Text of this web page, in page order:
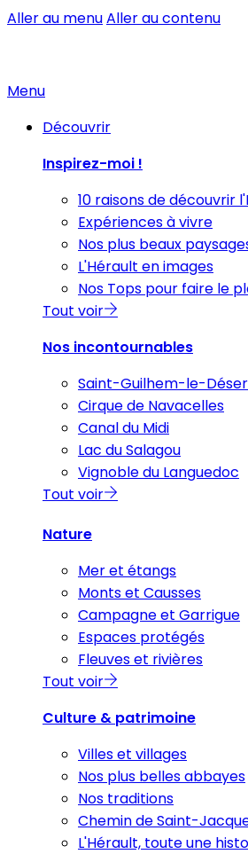
Aller au menuAller au contenu
Menu
Découvrir
Inspirez-moi !
10 raisons de découvrir
Expériences à vivre
Nos plus beaux
L'Hérault en images
Nos Tops pour faire le
Tout voir
Nos incontournables
Saint-Guilhem-le-
Cirque de Navacelles
Canal du Midi
Lac du Salagou
Vignoble du Languedoc
Tout voir
Nature
Mer et étangs
Monts et Causses
Campagne et Garrigue
Espaces protégés
Fleuves et rivières
Tout voir
Culture & patrimoine
Villes et villages
Nos plus belles abbayes
Nos traditions
Chemin de Saint-
L'Hérault, toute une